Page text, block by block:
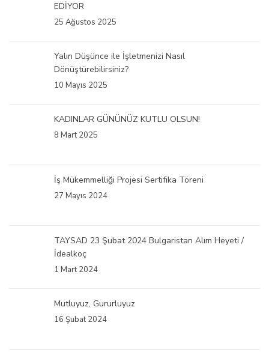
EDİYOR
25 Ağustos 2025
Yalın Düşünce ile İşletmenizi Nasıl
Dönüştürebilirsiniz?
10 Mayıs 2025
KADINLAR GÜNÜNÜZ KUTLU OLSUN!
8 Mart 2025
İş Mükemmelliği Projesi Sertifika Töreni
27 Mayıs 2024
TAYSAD 23 Şubat 2024 Bulgaristan Alım Heyeti /
İdealkoç
1 Mart 2024
Mutluyuz, Gururluyuz
16 Şubat 2024